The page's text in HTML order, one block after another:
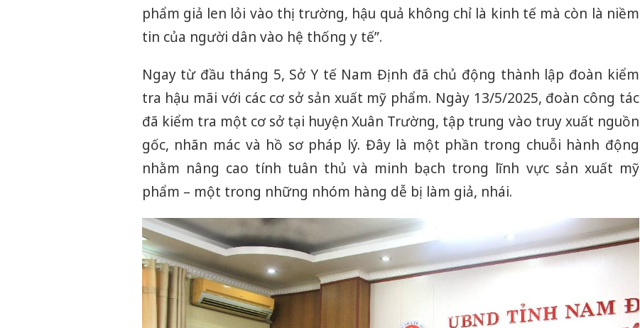
phẩm giả len lỏi vào thị trường, hậu quả không chỉ là kinh tế mà còn là niềm
tin của người dân vào hệ thống y tế”.
Ngay từ đầu tháng 5, Sở Y tế Nam Định đã chủ động thành lập đoàn kiểm
tra hậu mãi với các cơ sở sản xuất mỹ phẩm. Ngày 13/5/2025, đoàn công tác
đã kiểm tra một cơ sở tại huyện Xuân Trường, tập trung vào truy xuất nguồn
gốc, nhãn mác và hồ sơ pháp lý. Đây là một phần trong chuỗi hành động
nhằm nâng cao tính tuân thủ và minh bạch trong lĩnh vực sản xuất mỹ
phẩm – một trong những nhóm hàng dễ bị làm giả, nhái.